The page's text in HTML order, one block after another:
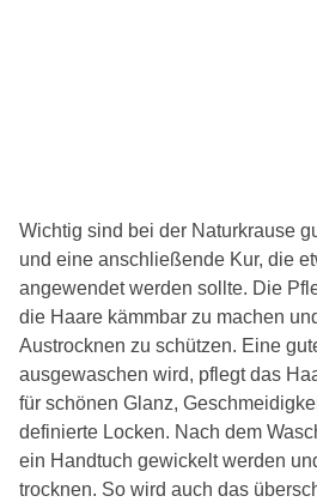
Wichtig sind bei der Naturkrause
und eine anschließende Kur, die
angewendet werden sollte. Die
die Haare kämmbar zu machen
Austrocknen zu schützen. Eine
ausgewaschen wird, pflegt das
für schönen Glanz,
definierte Locken. Nach dem
ein Handtuch gewickelt werden
trocknen. So wird auch das